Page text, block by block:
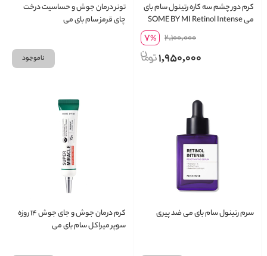
کرم دور چشم سه کاره رتینول سام بای
می SOME BY MI Retinol Intense
Advanced Triple Action Eye
2,100,000
7%
1,950,000
تونر درمان جوش و حساسیت درخت
چای قرمز سام بای می
ناموجود
سرم رتینول سام بای می ضد پیری
کرم درمان جوش و جای جوش ۱۴ روزه
سوپر میراکل سام بای می